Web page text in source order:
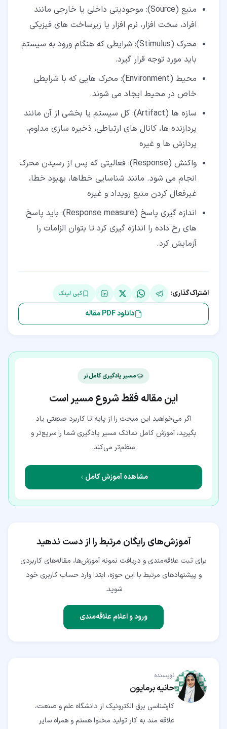
منبع (Source): موجودیتی داخلی یا خارجی مانند
افراد، سخت افزار، نرم افزار یا زیرساخت های فیزیکی
محرک (Stimulus): شرایطی که هنگام ورود به سیستم
باید مورد توجه قرار گیرد.
محیط (Environment): محرک هایی که با شرایطی
خاص در محیط ایجاد می شوند.
سازه ها (Artifact): کل سیستم یا بخشی از آن مانند
پردازنده ها، کانال های ارتباطی، ذخیره سازی مداوم،
پردازش ها و غیره
واکنش (Response): فعالیتی که پس از رسیدن محرک
انجام می شود. مانند شناسایی خطاها، بهبود خطا،
غیرفعال کردن منبع رویداد و غیره
اندازه گیری پاسخ (Response measure): باید پاسخ
های رخ داده را اندازه گیری کرد تا بتوان الزامات را
آزمایش کرد.
اشتراک‌گذاری: کپی لینک
دانلود PDF مقاله
مسیر یادگیری کامل‌تر
این مقاله فقط شروع مسیر است
اگر می‌خواهید این مبحث را از پایه تا کاربرد صنعتی یاد
بگیرید، آموزش کامل نماتک مسیر یادگیری شما را سریع‌تر و
منظم‌تر می‌کند.
مشاهده آموزش کامل
آموزش‌های رایگان مرتبط را از دست ندهید
برای ثبت علاقه‌مندی و دریافت نمونه آموزش‌ها، مقاله‌های کاربردی
و پیشنهادهای مرتبط با این حوزه، ابتدا وارد حساب کاربری خود
شوید.
ورود و اعلام علاقه‌مندی
نویسنده
حانیه برمایون
کارشناسی برق الکترونیک از دانشگاه علم و صنعت،
علاقه مند به کار تولید محتوا هستم و همراه سایر